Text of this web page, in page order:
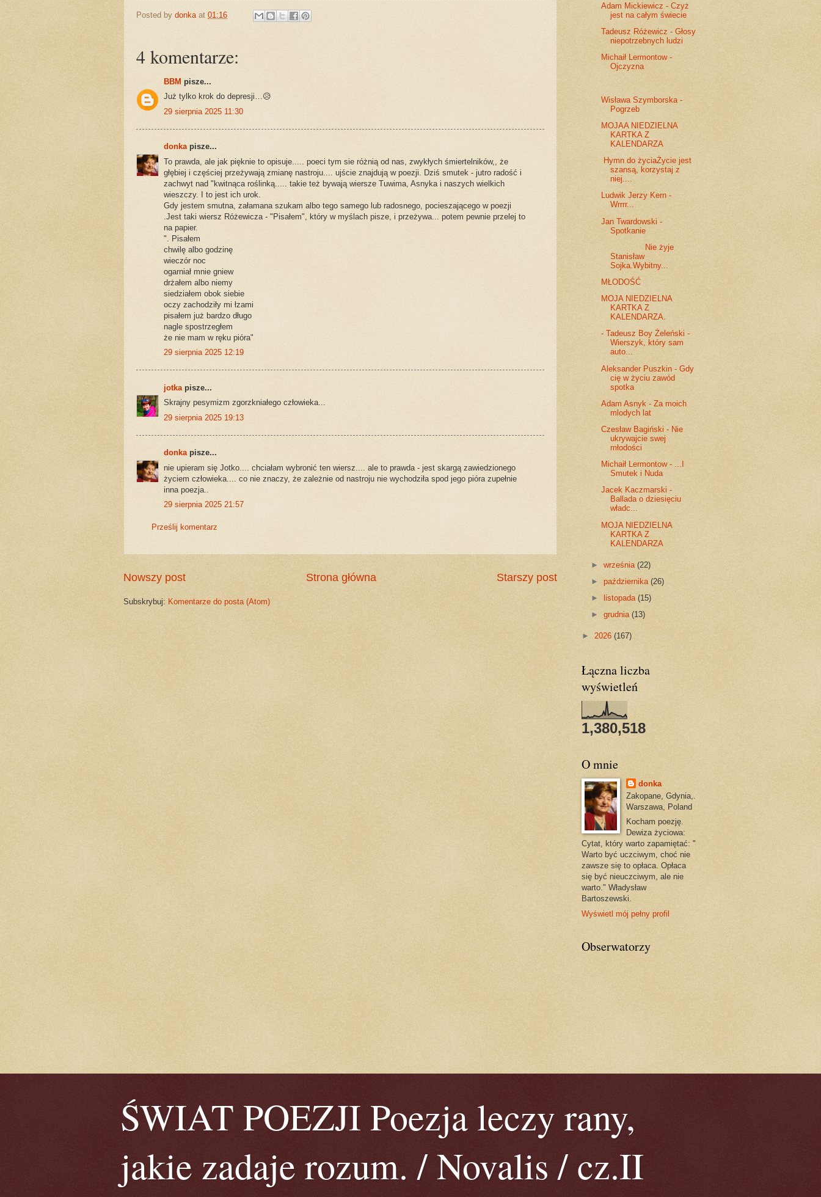
Posted by donka at 01:16
4 komentarze:
BBM pisze...
Już tylko krok do depresji…😥
29 sierpnia 2025 11:30
donkapisze...
To prawda, ale jak pięknie to opisuje..... poeci tym sie różnią od nas, zwykłych śmiertelników,, że
głębiej i częściej przeżywają zmianę nastroju.... ujście znajdują w poezji. Dziś smutek - jutro radość i
zachwyt nad "kwitnąca roślinką..... takie też bywają wiersze Tuwima, Asnyka i naszych wielkich
wieszczy. I to jest ich urok.
Gdy jestem smutna, załamana szukam albo tego samego lub radosnego, pocieszającego w poezji
.Jest taki wiersz Różewicza - "Pisałem", który w myślach pisze, i przeżywa... potem pewnie przelej to
na papier.
". Pisałem
chwilę albo godzinę
wieczór noc
ogarniał mnie gniew
drżałem albo niemy
siedziałem obok siebie
oczy zachodziły mi łzami
pisałem już bardzo długo
nagle spostrzegłem
że nie mam w ręku pióra"
29 sierpnia 2025 12:19
jotka pisze...
Skrajny pesymizm zgorzkniałego człowieka...
29 sierpnia 2025 19:13
donkapisze...
nie upieram się Jotko.... chciałam wybronić ten wiersz.... ale to prawda - jest skargą zawiedzionego
życiem człowieka.... co nie znaczy, że zależnie od nastroju nie wychodziła spod jego pióra zupełnie
inna poezja..
29 sierpnia 2025 21:57
Prześlij komentarz
Nowszy post Starszy post
Strona główna
Subskrybuj: Komentarze do posta (Atom)
Adam Mickiewicz - Czyż
jest na całym świecie
Tadeusz Różewicz - Głosy
niepotrzebnych ludzi
Michaił Lermontow -
Ojczyzna
Wisława Szymborska -
Pogrzeb
MOJAA NIEDZIELNA
KARTKA Z
KALENDARZA
Hymn do życiaŻycie jest
szansą, korzystaj z
niej....
Ludwik Jerzy Kern -
Wrrrr...
Jan Twardowski -
Spotkanie
Nie żyje
Stanisław
Sojka.Wybitny...
MŁODOŚĆ
MOJA NIEDZIELNA
KARTKA Z
KALENDARZA.
- Tadeusz Boy Żeleński -
Wierszyk, który sam
auto...
Aleksander Puszkin - Gdy
cię w życiu zawód
spotka
Adam Asnyk - Za moich
mlodych lat
Czesław Bagiński - Nie
ukrywajcie swej
młodości
Michaił Lermontow - ...I
Smutek i Nuda
Jacek Kaczmarski -
Ballada o dziesięciu
władc...
MOJA NIEDZIELNA
KARTKA Z
KALENDARZA
►września(22)
► października(26)
►
listopada(15)
►grudnia(13)
► 2026 (167)
Łączna liczba
wyświetleń
1,380,518
O mnie
donka
Zakopane, Gdynia,.
Warszawa, Poland
Kocham poezję.
Dewiza życiowa:
Cytat, który warto zapamiętać: "
Warto być uczciwym, choć nie
zawsze się to opłaca. Opłaca
się być nieuczciwym, ale nie
warto." Władysław
Bartoszewski.
Wyświetl mój pełny profil
Obserwatorzy
ŚWIAT POEZJI Poezja leczy rany,
jakie zadaje rozum. / Novalis / cz.II